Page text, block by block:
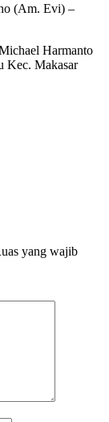
(Am. Evi) –
Harmanto
Kec. Makasar
yang wajib